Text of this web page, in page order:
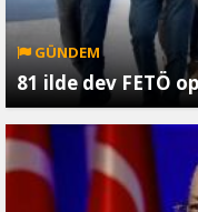
GÜNDEM
81 ilde dev FETÖ